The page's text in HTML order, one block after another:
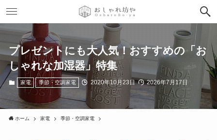
プレゼントにも大人気！おすすめの「お
しゃれな加湿器」特集
家電 季節・空調家電 2020年10月23日 2026年7月17日
ホーム 家電 季節・空調家電